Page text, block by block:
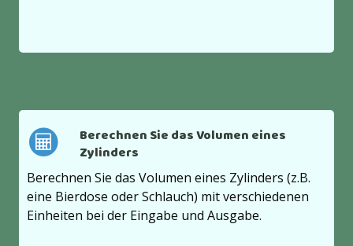
Berechnen Sie das Volumen eines
Zylinders
Berechnen Sie das Volumen eines Zylinders (z.B.
eine Bierdose oder Schlauch) mit verschiedenen
Einheiten bei der Eingabe und Ausgabe.